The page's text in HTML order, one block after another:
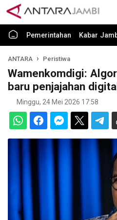
Pemerintahan Kabar
ANTARA Peristiwa
Wamenkomdigi:
baru penjajahan
Minggu, 24 Mei 2026 17:58